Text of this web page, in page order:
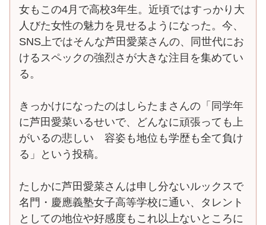
女もこの4月で高校3年生。近頃ではすっかり大
人びた女性の魅力を見せるようになった。今、
SNS上ではそんな芦田愛菜さんの、同世代にお
けるスペックの強烈さが大きな注目を集めてい
る。
きっかけになったのはしらたまさんの「同学年
に芦田愛菜いるせいで、どんなに頑張っても上
がいるの悲しい 容姿も地位も学歴も全て負け
る」という投稿。
たしかに芦田愛菜さんは申し分ないルックスで
名門・慶應義塾女子高等学校に通い、タレント
としての地位や好感度もこれ以上ないところに